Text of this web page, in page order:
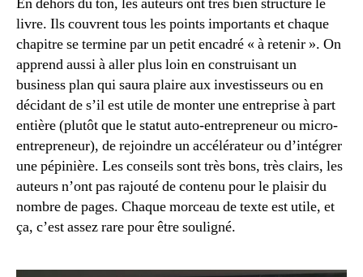
livre. Ils couvrent tous les points importants et chaque
chapitre se termine par un petit encadré « à retenir ». On
apprend aussi à aller plus loin en construisant un
business plan qui saura plaire aux investisseurs ou en
décidant de s’il est utile de monter une entreprise à part
entière (plutôt que le statut auto-entrepreneur ou micro-
entrepreneur), de rejoindre un accélérateur ou d’intégrer
une pépinière. Les conseils sont très bons, très clairs, les
auteurs n’ont pas rajouté de contenu pour le plaisir du
nombre de pages. Chaque morceau de texte est utile, et
ça, c’est assez rare pour être souligné.